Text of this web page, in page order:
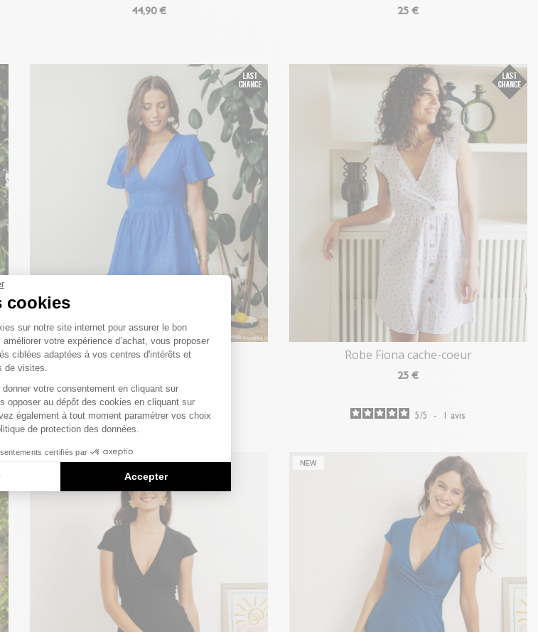
cookies
Gestion du Consentement : Personnalisez vos Options
sur notre site internet pour assurer le bon
votre expérience d’achat, vous proposer
ciblées adaptées à vos centres d'intérêts et
de visites.
votre consentement en cliquant sur
opposer au dépôt des cookies en cliquant sur
également à tout moment paramétrer vos choix
de protection des données.
certifiés par
Accepter
44,90 € 25 €
Robe brodée Candice Robe Fiona cache-coeur
25 €
5/5 - 1 avis